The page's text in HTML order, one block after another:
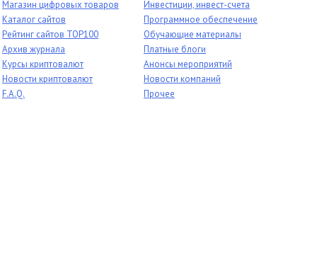
Магазин цифровых товаров
Каталог сайтов
Рейтинг сайтов TOP100
Архив журнала
Курсы криптовалют
Новости криптовалют
F.A.Q.
Инвестиции, инвест-счета
Программное обеспечение
Обучающие материалы
Платные блоги
Анонсы мероприятий
Новости компаний
Прочее